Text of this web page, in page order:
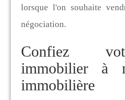
lorsque l'on souhaite
négociation.
Confiez
immobilier à
immobilière